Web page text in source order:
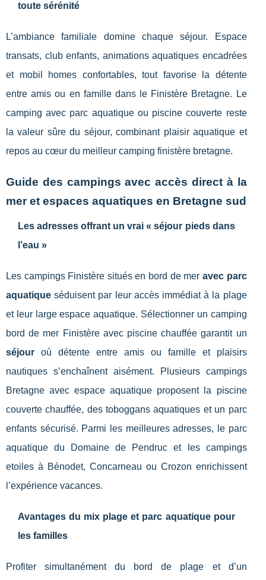
toute sérénité
L’ambiance familiale domine chaque séjour. Espace
transats, club enfants, animations aquatiques encadrées
et mobil homes confortables, tout favorise la détente
entre amis ou en famille dans le Finistère Bretagne. Le
camping avec parc aquatique ou piscine couverte reste
la valeur sûre du séjour, combinant plaisir aquatique et
repos au cœur du meilleur camping finistère bretagne.
Guide des campings avec accès direct à la
mer et espaces aquatiques en Bretagne sud
Les adresses offrant un vrai « séjour pieds dans
l’eau »
Les campings Finistère situés en bord de mer avec parc
aquatique séduisent par leur accès immédiat à la plage
et leur large espace aquatique. Sélectionner un camping
bord de mer Finistère avec piscine chauffée garantit un
séjour où détente entre amis ou famille et plaisirs
nautiques s’enchaînent aisément. Plusieurs campings
Bretagne avec espace aquatique proposent la piscine
couverte chauffée, des toboggans aquatiques et un parc
enfants sécurisé. Parmi les meilleures adresses, le parc
aquatique du Domaine de Pendruc et les campings
etoiles à Bénodet, Concarneau ou Crozon enrichissent
l’expérience vacances.
Avantages du mix plage et parc aquatique pour
les familles
Profiter simultanément du bord de plage et d’un